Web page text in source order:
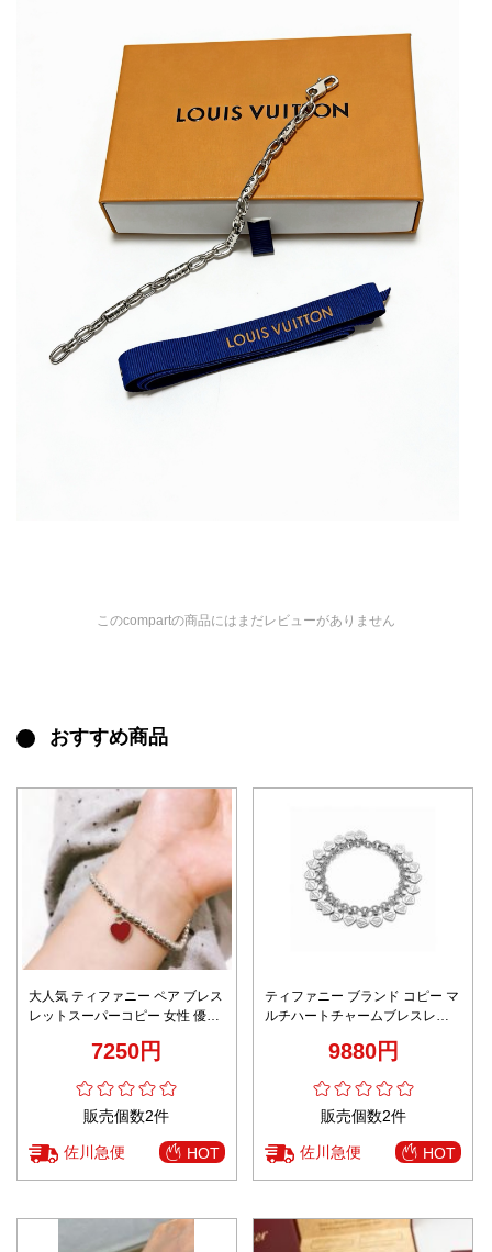
このcompartの商品にはまだレビューがありません
おすすめ商品
大人気 ティファニー ペア ブレス
レットスーパーコピー 女性 優雅
7250円
販売個数2件
佐川急便 HOT
ティファニー ブランド コピー マ
ルチハートチャームブレスレッ
高級レベル仕様9880円
販売個数2件
佐川急便 HOT